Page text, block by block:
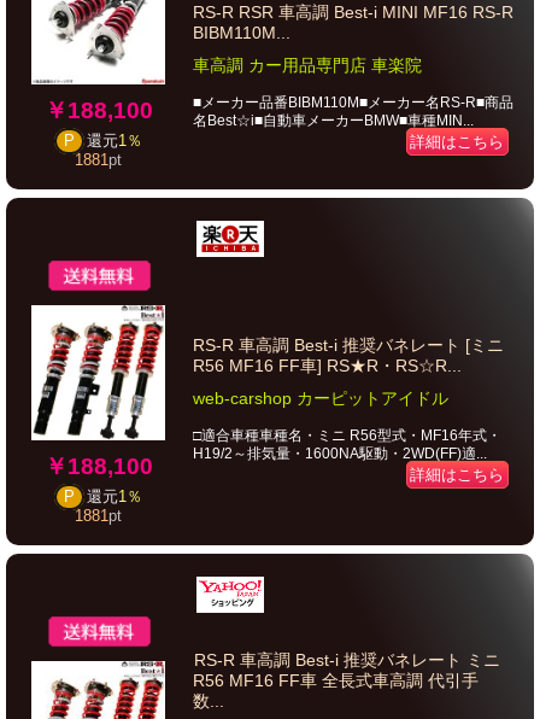
￥188,100
P 還元1％
1881 pt
RS-R RSR 車高調 Best-i MINI MF16 RS-R
BIBM110M...
車高調 カー用品専門店 車楽院
■メーカー品番BIBM110M■メーカー名RS-R■商品
名Best☆i■自動車メーカーBMW■車種MIN...
詳細はこちら
￥188,100
P 還元1％
1881pt
RS-R 車高調 Best-i 推奨バネレート [ミニ
R56 MF16 FF車] RS★R・RS☆R...
web-carshop カーピットアイドル
□適合車種車種名・ミニ R56型式・MF16年式・
H19/2～排気量・1600NA駆動・2WD(FF)適...
詳細はこちら
RS-R 車高調 Best-i 推奨バネレート ミニ
R56 MF16 FF車 全長式車高調 代引手
数...